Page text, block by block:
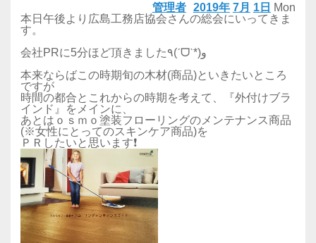
2019年 7月 1日 Mon
管理者
本日午後より広島工務店協会さんの総会にいってきま
す。
会社PRに5分ほど頂きました٩(ˊᗜˋ*)و
本来ならばこの時期旬の木材(商品)といきたいところ
ですが
時間の都合とこれからの時期を考えて、『外付けブラ
インド』をメインに、
あとはｏｓｍｏ塗装フローリングのメンテナンス商品
(※女性にとってのスキンケア商品)を
ＰＲしたいと思います❗️